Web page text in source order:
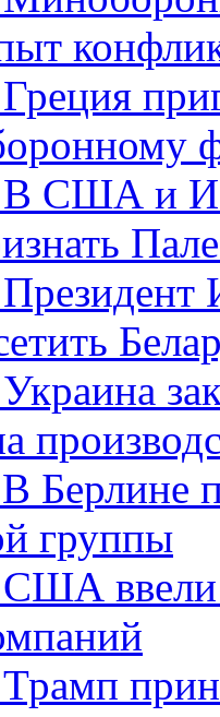
Греция
В США и
Президент
Украина
В Берлине
группы
США ввели
Трамп